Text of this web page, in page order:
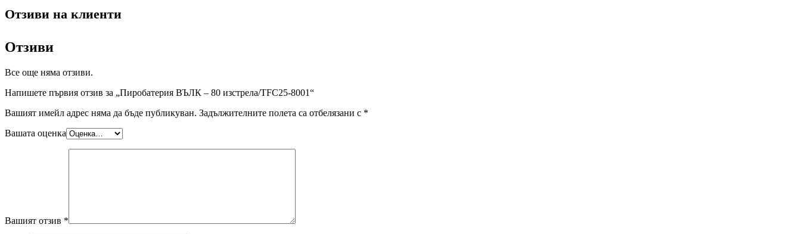
Отзиви на клиенти
Отзиви
Все още няма отзиви.
Напишете първия отзив за „Пиробатерия ВЪЛК – 80 изстрела/TFC25-8001“
Вашият имейл адрес няма да бъде публикуван. Задължителните полета са отбелязани с *
Вашата оценка
Вашият отзив *